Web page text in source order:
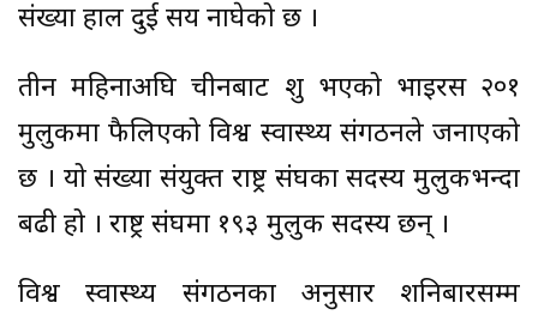
संख्या हाल दुई सय नाघेको छ ।
तीन महिनाअघि चीनबाट शुरु भएको भाइरस २०१
मुलुकमा फैलिएको विश्व स्वास्थ्य संगठनले जनाएको
छ । यो संख्या संयुक्त राष्ट्र संघका सदस्य मुलुकभन्दा
बढी हो । राष्ट्र संघमा १९३ मुलुक सदस्य छन् ।
विश्व स्वास्थ्य संगठनका अनुसार शनिबारसम्म